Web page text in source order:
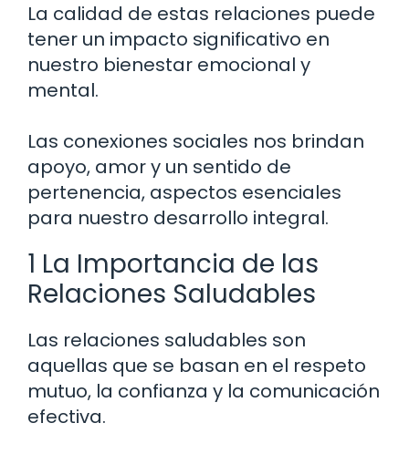
La calidad de estas relaciones puede
tener un impacto significativo en
nuestro bienestar emocional y
mental.
Las conexiones sociales nos brindan
apoyo, amor y un sentido de
pertenencia, aspectos esenciales
para nuestro desarrollo integral.
1 La Importancia de las
Relaciones Saludables
Las relaciones saludables son
aquellas que se basan en el respeto
mutuo, la confianza y la comunicación
efectiva.